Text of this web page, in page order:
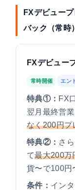
FXデビュー
バック（常時）
FXデビュー
常時開催 エン
特典①： FX
翌月最終営
なく200円プ
特典②： さ
て最大200万
貨〜で100円
条件： イン